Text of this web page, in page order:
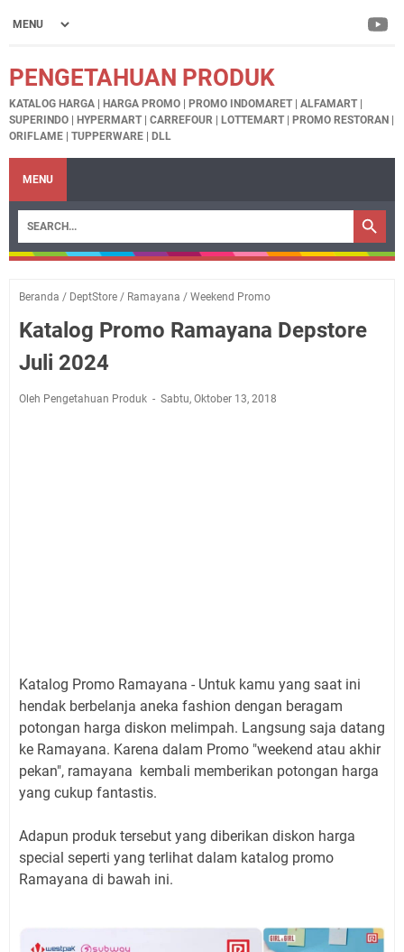
PENGETAHUAN PRODUK
KATALOG HARGA | HARGA PROMO | PROMO INDOMARET | ALFAMART |
SUPERINDO | HYPERMART | CARREFOUR | LOTTEMART | PROMO RESTORAN |
ORIFLAME | TUPPERWARE | DLL
MENU
Beranda / DeptStore / Ramayana / Weekend Promo
Katalog Promo Ramayana Depstore
Juli 2024
Oleh Pengetahuan Produk Sabtu, Oktober 13, 2018
Katalog Promo Ramayana - Untuk kamu yang saat ini
hendak berbelanja aneka fashion dengan beragam
potongan harga diskon melimpah. Langsung saja datang
ke Ramayana. Karena dalam Promo "weekend atau akhir
pekan", ramayana kembali memberikan potongan harga
yang cukup fantastis.
Adapun produk tersebut yang diberikan diskon harga
special seperti yang terlihat dalam katalog promo
Ramayana di bawah ini.